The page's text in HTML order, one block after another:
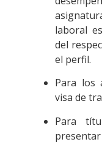
laboral
del
el perfil.
Para los
visa de
Para